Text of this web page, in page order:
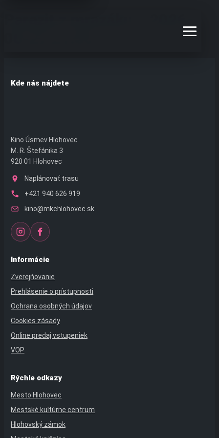
Kde nás nájdete
Kino Úsmev Hlohovec
M. R. Štefánika 3
920 01 Hlohovec
Naplánovať trasu
+421 940 626 919
kino@mkchlohovec.sk
Informácie
Zverejňovanie
Prehlásenie o prístupnosti
Ochrana osobných údajov
Cookies zásady
Online predaj vstupeniek
VOP
Rýchle odkazy
Mesto Hlohovec
Mestské kultúrne centrum
Hlohovský zámok